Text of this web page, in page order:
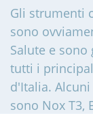
Gli strumenti
sono
Salute e
tutti i
d'Italia.
sono Nox T3,